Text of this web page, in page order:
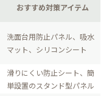
おすすめ対策アイテム
洗面台用防止パネル、吸水
マット、シリコンシート
滑りにくい防止シート、簡
単設置のスタンド型パネル